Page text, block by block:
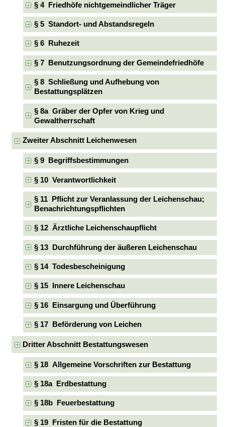
§ 4 Friedhöfe nichtgemeindlicher Träger
§ 5 Standort- und Abstandsregeln
§ 6 Ruhezeit
§ 7 Benutzungsordnung der Gemeindefriedhöfe
§ 8 Schließung und Aufhebung von
Bestattungsplätzen
§ 8a Gräber der Opfer von Krieg und
Gewaltherrschaft
Zweiter Abschnitt Leichenwesen
§ 9 Begriffsbestimmungen
§ 10 Verantwortlichkeit
§ 11 Pflicht zur Veranlassung der Leichenschau;
Benachrichtungspflichten
§ 12 Ärztliche Leichenschaupflicht
§ 13 Durchführung der äußeren Leichenschau
§ 14 Todesbescheinigung
§ 15 Innere Leichenschau
§ 16 Einsargung und Überführung
§ 17 Beförderung von Leichen
Dritter Abschnitt Bestattungswesen
§ 18 Allgemeine Vorschriften zur Bestattung
§ 18a Erdbestattung
§ 18b Feuerbestattung
§ 19 Fristen für die Bestattung